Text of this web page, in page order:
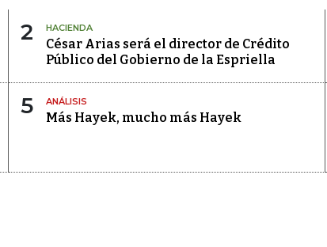
2 HACIENDA
César Arias será el director de Crédito
Público del Gobierno de la Espriella
5 ANÁLISIS
Más Hayek, mucho más Hayek